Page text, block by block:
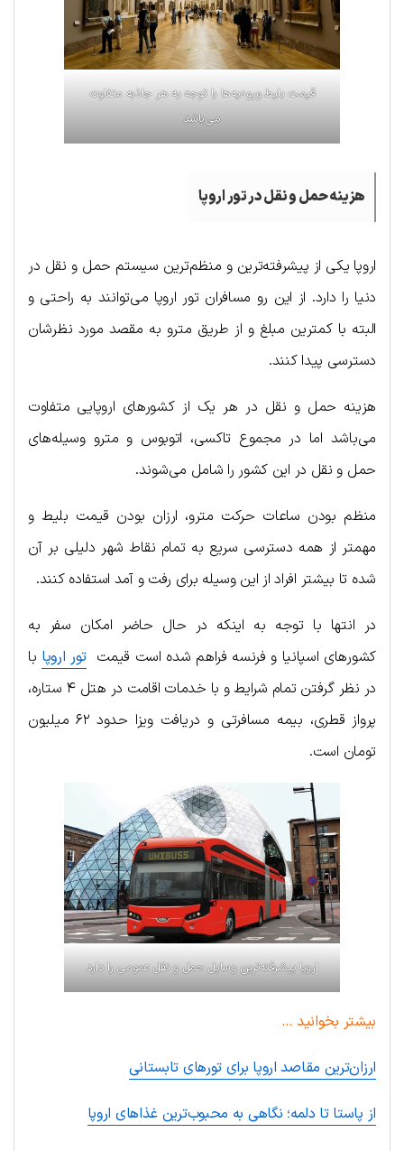
قیمت بلیط ورودیه‌ها با توجه به هر جاذبه متفاوت
می‌باشد
هزینه حمل و نقل در تور اروپا
اروپا یکی از پیشرفته‌ترین و منظم‌ترین سیستم حمل و نقل در
دنیا را دارد. از این رو مسافران تور اروپا می‌توانند به راحتی و
البته با کمترین مبلغ و از طریق مترو به مقصد مورد نظرشان
دسترسی پیدا کنند.
هزینه حمل و نقل در هر یک از کشورهای اروپایی متفاوت
می‌باشد اما در مجموع تاکسی، اتوبوس و مترو وسیله‌های
حمل و نقل در این کشور را شامل می‌شوند.
منظم بودن ساعات حرکت مترو، ارزان بودن قیمت بلیط و
مهمتر از همه دسترسی سریع به تمام نقاط شهر دلیلی بر آن
شده تا بیشتر افراد از این وسیله برای رفت و آمد استفاده کنند.
در انتها با توجه به اینکه در حال حاضر امکان سفر به
کشورهای اسپانیا و فرنسه فراهم شده است قیمت تور اروپا با
در نظر گرفتن تمام شرایط و با خدمات اقامت در هتل ۴ ستاره،
پرواز قطری، بیمه مسافرتی و دریافت ویزا حدود ۶۲ میلیون
تومان است.
اروپا پیشرفته‌ترین وسایل حمل و نقل عمومی را دارد
بیشتر بخوانید …
ارزان‌ترین مقاصد اروپا برای تورهای تابستانی
از پاستا تا دلمه؛ نگاهی به محبوب‌ترین غذاهای اروپا